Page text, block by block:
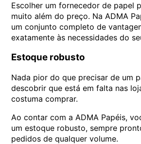
Escolher um fornecedor de papel
muito além do preço. Na ADMA
um conjunto completo de
exatamente às necessidades do
Estoque robusto
Nada pior do que precisar de um
descobrir que está em falta nas
costuma comprar.
Ao contar com a ADMA Papéis,
um estoque robusto, sempre
pedidos de qualquer volume.